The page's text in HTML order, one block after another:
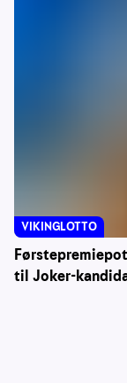
til Joker-
VIKINGLOTTO